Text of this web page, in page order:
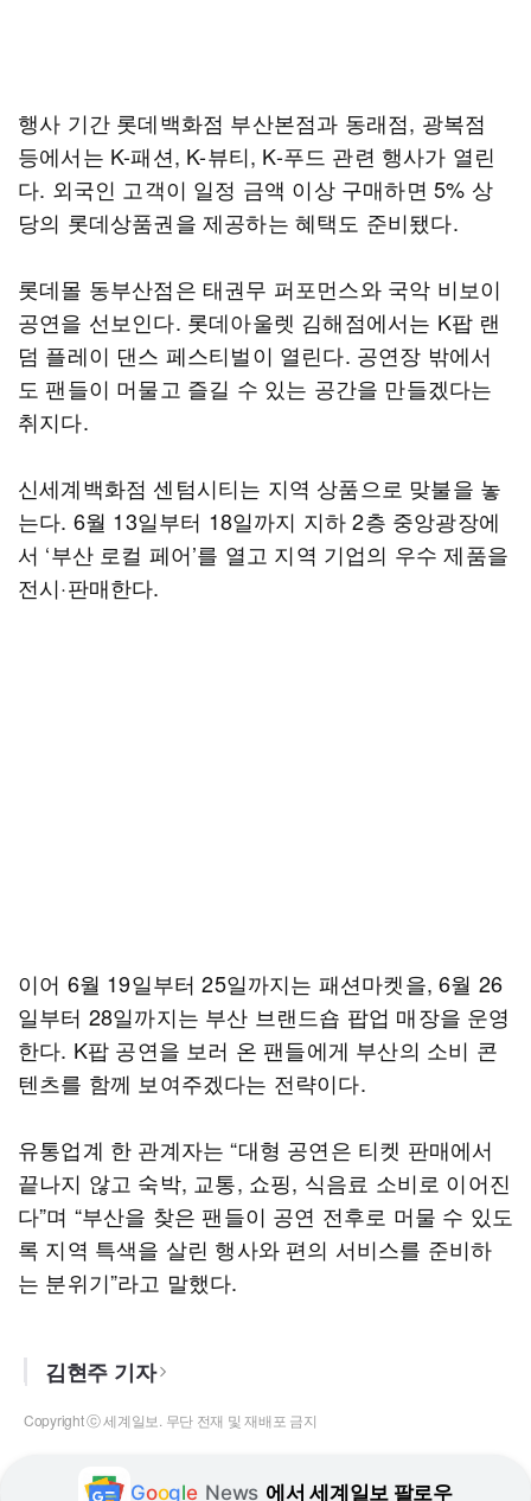
행사 기간 롯데백화점 부산본점과 동래점, 광복점
등에서는 K-패션, K-뷰티, K-푸드 관련 행사가 열린
다. 외국인 고객이 일정 금액 이상 구매하면 5% 상
당의 롯데상품권을 제공하는 혜택도 준비됐다.
롯데몰 동부산점은 태권무 퍼포먼스와 국악 비보이
공연을 선보인다. 롯데아울렛 김해점에서는 K팝 랜
덤 플레이 댄스 페스티벌이 열린다. 공연장 밖에서
도 팬들이 머물고 즐길 수 있는 공간을 만들겠다는
취지다.
신세계백화점 센텀시티는 지역 상품으로 맞불을 놓
는다. 6월 13일부터 18일까지 지하 2층 중앙광장에
서 ‘부산 로컬 페어’를 열고 지역 기업의 우수 제품을
전시·판매한다.
이어 6월 19일부터 25일까지는 패션마켓을, 6월 26
일부터 28일까지는 부산 브랜드숍 팝업 매장을 운영
한다. K팝 공연을 보러 온 팬들에게 부산의 소비 콘
텐츠를 함께 보여주겠다는 전략이다.
유통업계 한 관계자는 “대형 공연은 티켓 판매에서
끝나지 않고 숙박, 교통, 쇼핑, 식음료 소비로 이어진
다”며 “부산을 찾은 팬들이 공연 전후로 머물 수 있도
록 지역 특색을 살린 행사와 편의 서비스를 준비하
는 분위기”라고 말했다.
김현주 기자
Copyright ⓒ 세계일보. 무단 전재 및 재배포 금지
Google News 에서 세계일보 팔로우